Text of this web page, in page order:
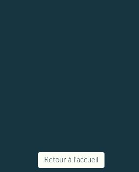
Retour à l'accueil